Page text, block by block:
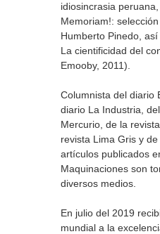
idiosincrasia
Memoriam!:
Humberto Pinedo,
La cientificidad del
Emooby, 2011).
Columnista del diario
diario La Industria,
Mercurio, de la
revista Lima Gris y
artículos publicados
Maquinaciones son
diversos medios.
En julio del 2019
mundial a la